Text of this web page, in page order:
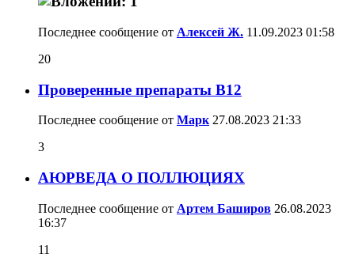
Последнее сообщение от Алексей Ж. 11.09.2023 01:58
20
Проверенные препараты В12
Последнее сообщение от Марк 27.08.2023 21:33
3
АЮРВЕДА О ПОЛЛЮЦИЯХ
Последнее сообщение от Артем Баширов 26.08.2023
16:37
11